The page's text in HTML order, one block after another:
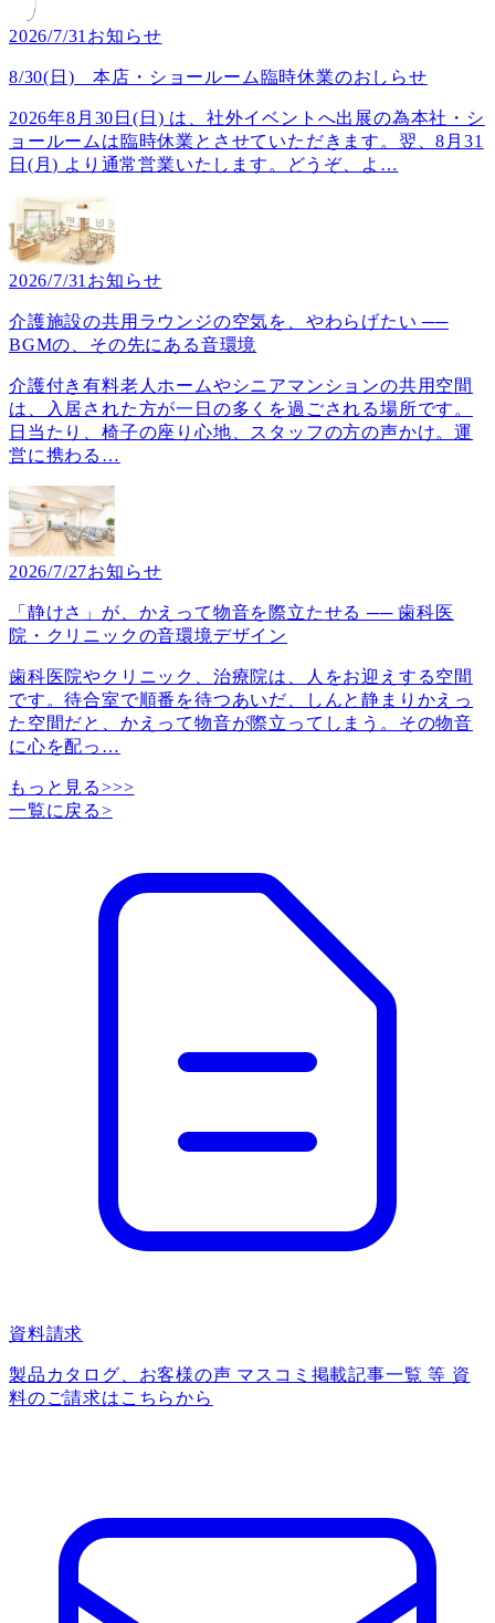
2026/7/31 お知らせ
8/30(日) 本店・ショールーム臨時休業のおしらせ
2026年8月30日(日) は、社外イベントへ出展の為本社・シ
ョールームは臨時休業とさせていただきます。翌、8月31
日(月) より通常営業いたします。どうぞ、よ …
2026/7/31 お知らせ
介護施設の共用ラウンジの空気を、やわらげたい ──
BGMの、その先にある音環境
介護付き有料老人ホームやシニアマンションの共用空間
は、入居された方が一日の多くを過ごされる場所です。
日当たり、椅子の座り心地、スタッフの方の声かけ。運
営に携わる …
2026/7/27お知らせ
「静けさ」が、かえって物音を際立たせる ── 歯科医
院・クリニックの音環境デザイン
歯科医院やクリニック、治療院は、人をお迎えする空間
です。待合室で順番を待つあいだ、しんと静まりかえっ
た空間だと、かえって物音が際立ってしまう。その物音
に心を配っ …
もっと見る>>>
一覧に戻る>
資料請求
製品カタログ、お客様の声 マスコミ掲載記事一覧 等 資
料のご請求はこちらから